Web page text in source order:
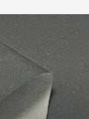
Reflektorband
Vinyl